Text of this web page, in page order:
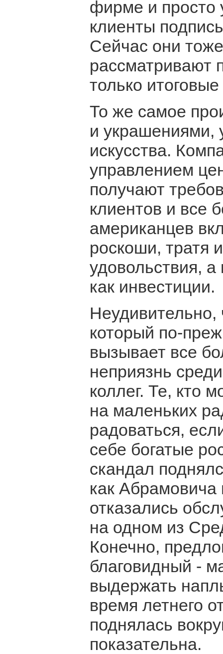
фирме и просто
клиенты
Сейчас они
рассматривают
только
То же самое
и украшениями,
искусства.
управлением
получают
клиентов и все
американцев
роскоши, тратя
удовольствия,
как инвестиции.
который по-
вызывает все
неприязнь
коллег. Те, кто
на маленьких
радоваться,
себе богатые
скандал
как Абрамовича
отказались
на одном из
Конечно,
благовидный -
выдержать
время летнего
поднялась
показательна.